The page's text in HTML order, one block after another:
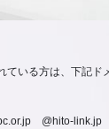
ている方は、下記ド
@hito-link.jp